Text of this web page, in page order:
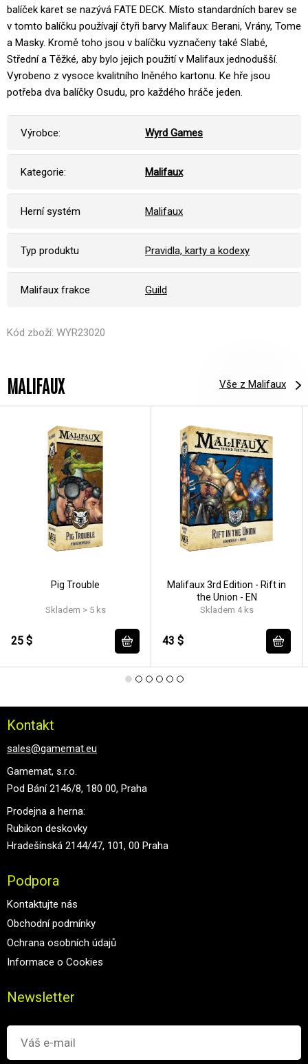
balíček karet se nazývá FATE DECK. Místo standardních barev se
v tomto balíčku používají čtyři barvy Malifaux: Berani, Vrány, Tome
a Masky. Kromě toho jsou v balíčku vyznačeny také Slabé,
Střední a Těžké, aby bylo jejich použití v Malifaux jednodušší.
Vyrobeno z vysoce kvalitního lněného kartonu. Ke hře jsou
potřeba dva balíčky Osudu, pro každého hráče jeden.
Výrobce: Wyrd Games
Kategorie: Malifaux
Herní systém Malifaux
Typ produktu Pravidla, karty a kodexy
Malifaux frakce Guild
Kód zboží: WYR23020
MALIFAUX Vše z Malifaux
Pig Trouble
Skladem > 5 ks
25 $
Malifaux 3rd Edition - Rift in
the Union - EN
Skladem 4 ks
43 $
Kontakt
sales@gamemat.eu
Gamemat, s.r.o.
Pod Bání 2146/8, 180 00, Praha
Prodejna a herna:
Rubikon deskovky
Hradešínská 2144/47, 101, 00 Praha
Podpora
Kontaktujte nás
Obchodní podmínky
Ochrana osobních údajů
Informace o Cookies
Newsletter